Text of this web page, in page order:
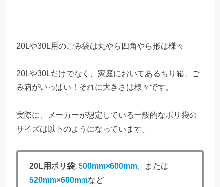
20Lや30L用のごみ袋は丸やら四角やら形は様々
20Lや30Lだけでなく、家庭においてあるちり箱、ご
み箱がいっぱい！それに大きさは様々です。
実際に、メーカーが想定している一般的なポリ袋の
サイズは以下のようになっています。
20L用ポリ袋: 500mm×600mm 、または
520mm×600mmなど